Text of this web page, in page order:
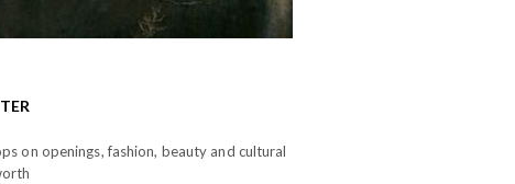
on openings, fashion, beauty and cultural